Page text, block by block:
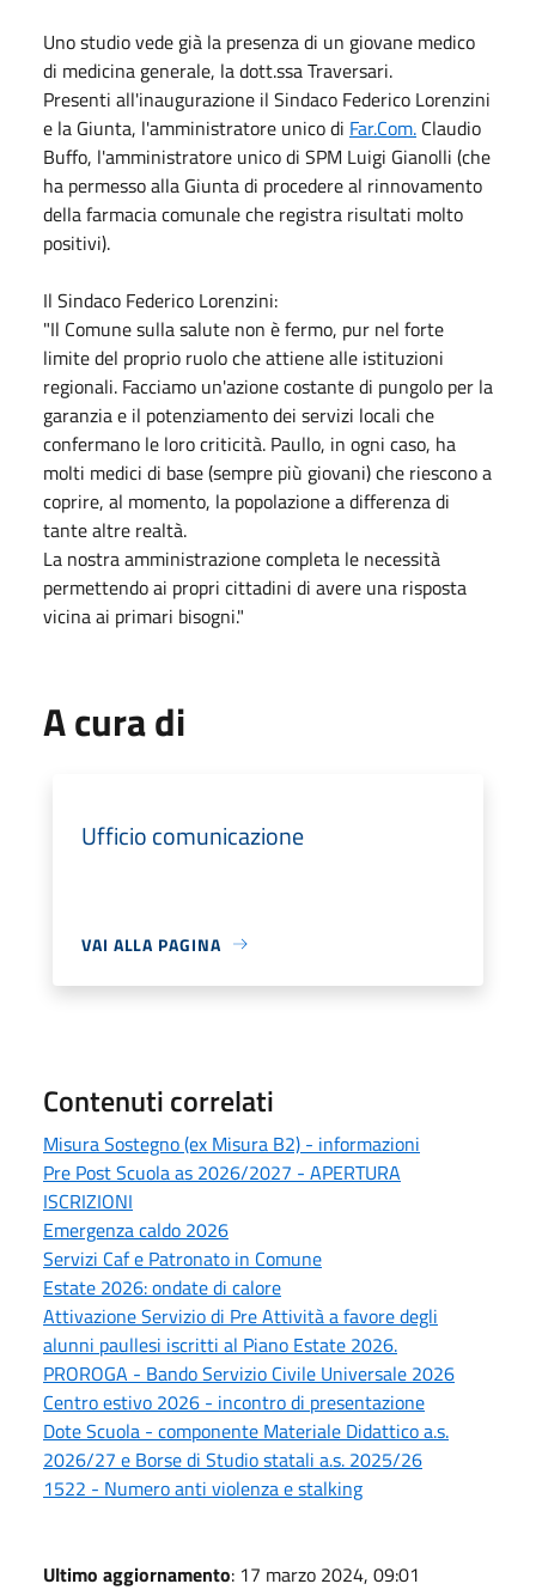
Uno studio vede già la presenza di un giovane medico
di medicina generale, la dott.ssa Traversari.
Presenti all'inaugurazione il Sindaco Federico Lorenzini
e la Giunta, l'amministratore unico di Far.Com. Claudio
Buffo, l'amministratore unico di SPM Luigi Gianolli (che
ha permesso alla Giunta di procedere al rinnovamento
della farmacia comunale che registra risultati molto
positivi).
Il Sindaco Federico Lorenzini:
"Il Comune sulla salute non è fermo, pur nel forte
limite del proprio ruolo che attiene alle istituzioni
regionali. Facciamo un'azione costante di pungolo per la
garanzia e il potenziamento dei servizi locali che
confermano le loro criticità. Paullo, in ogni caso, ha
molti medici di base (sempre più giovani) che riescono a
coprire, al momento, la popolazione a differenza di
tante altre realtà.
La nostra amministrazione completa le necessità
permettendo ai propri cittadini di avere una risposta
vicina ai primari bisogni."
A cura di
Ufficio comunicazione
VAI ALLA PAGINA
Contenuti correlati
Misura Sostegno (ex Misura B2) - informazioni
Pre Post Scuola as 2026/2027 - APERTURA
ISCRIZIONI
Emergenza caldo 2026
Servizi Caf e Patronato in Comune
Estate 2026: ondate di calore
Attivazione Servizio di Pre Attività a favore degli
alunni paullesi iscritti al Piano Estate 2026.
PROROGA - Bando Servizio Civile Universale 2026
Centro estivo 2026 - incontro di presentazione
Dote Scuola - componente Materiale Didattico a.s.
2026/27 e Borse di Studio statali a.s. 2025/26
1522 - Numero anti violenza e stalking
Ultimo aggiornamento: 17 marzo 2024, 09:01